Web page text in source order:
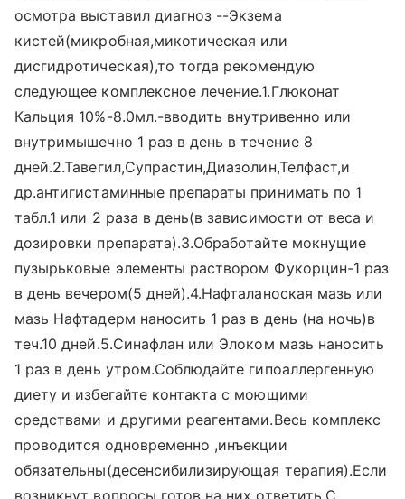
осмотра выставил диагноз --Экзема
кистей(микробная,микотическая или
дисгидротическая),то тогда рекомендую
следующее комплексное лечение.1.Глюконат
Кальция 10%-8.0мл.-вводить внутривенно или
внутримышечно 1 раз в день в течение 8
дней.2.Тавегил,Супрастин,Диазолин,Телфаст,и
др.антигистаминные препараты принимать по 1
табл.1 или 2 раза в день(в зависимости от веса и
дозировки препарата).3.Обработайте мокнущие
пузырьковые элементы раствором Фукорцин-1 раз
в день вечером(5 дней).4.Нафталаноская мазь или
мазь Нафтадерм наносить 1 раз в день (на ночь)в
теч.10 дней.5.Синафлан или Элоком мазь наносить
1 раз в день утром.Соблюдайте гипоаллергенную
диету и избегайте контакта с моющими
средствами и другими реагентами.Весь комплекс
проводится одновременно ,инъекции
обязательны(десенсибилизирующая терапия).Если
возникнут вопросы готов на них ответить.С